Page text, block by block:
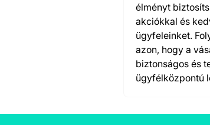
élményt
akciókkal és
ügyfeleinket.
azon, hogy a
biztonságos és
ügyfélközpontú